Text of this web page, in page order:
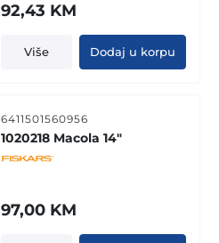
92,43 KM
Više Dodaj u korpu
6411501560956
1020218 Macola 14"
97,00 KM